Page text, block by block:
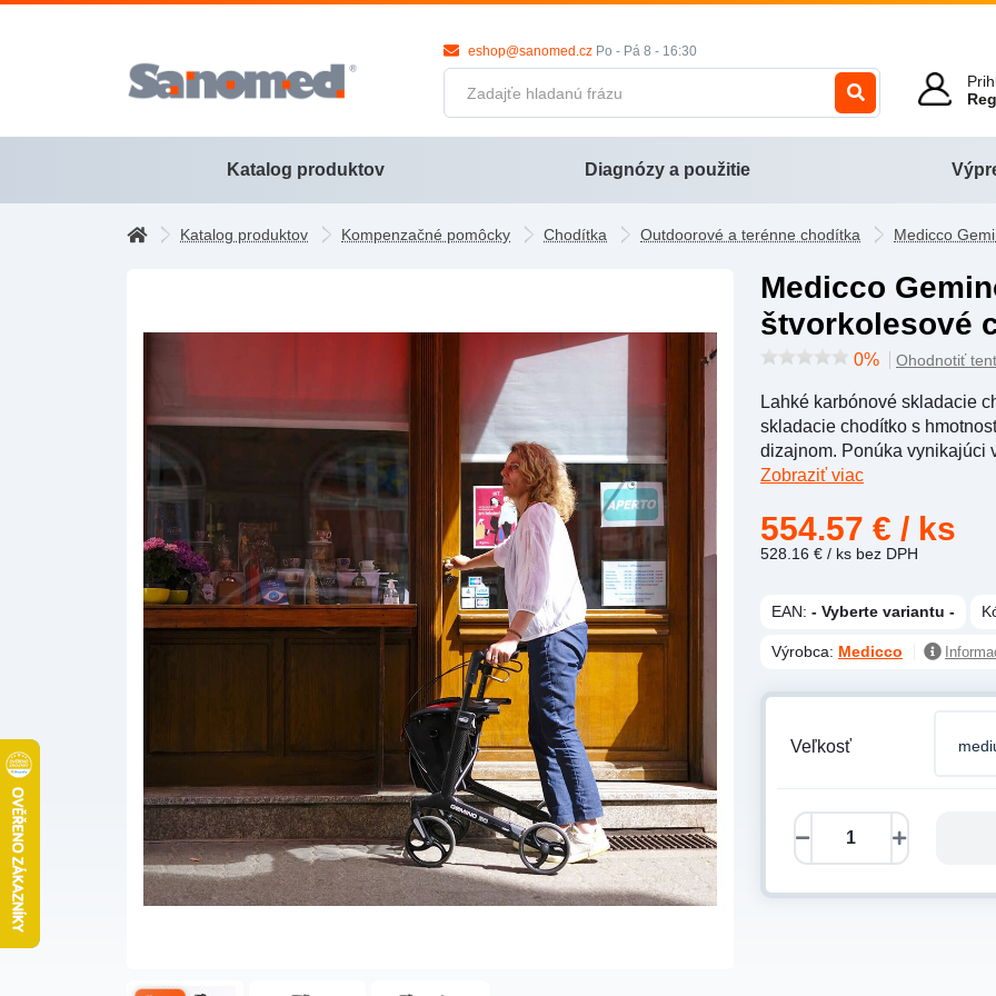
eshop@sanomed.cz Po - Pá 8 - 16:30
Katalog produktov Diagnózy a použitie
Katalog produktov Kompenzačné pomôcky Chodítka Outdoorové a terénne chodítka Medicco
Medicco Gemino 30 Carbon
štvorkolesové
0% Ohodnotiť
Lahké karbónové skladacie
skladacie chodítko s
dizajnom. Ponúka vynikajúci
Zobraziť viac
554.57 € / ks
528.16 € / ks bez DPH
EAN: - Vyberte variantu -
Výrobca: Medicco
Veľkosť